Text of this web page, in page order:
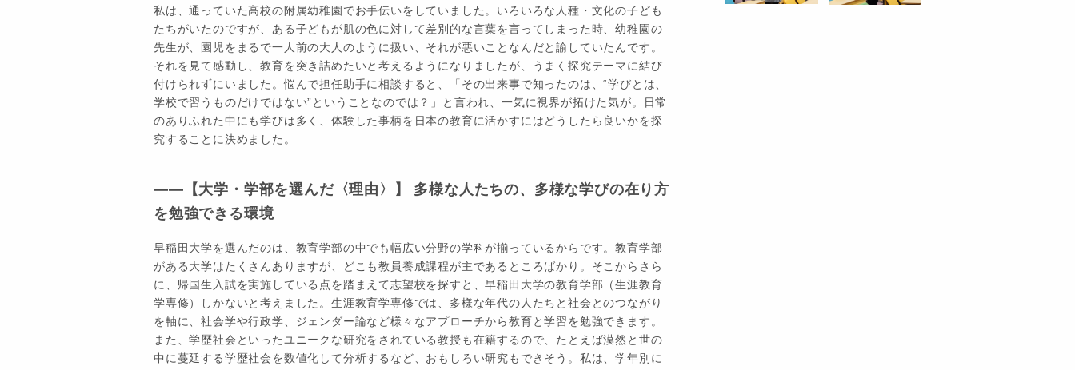
私は、通っていた高校の附属幼稚園でお手伝いをしていました。いろいろな人種・文化の子ども
たちがいたのですが、ある子どもが肌の色に対して差別的な言葉を言ってしまった時、幼稚園の
先生が、園児をまるで一人前の大人のように扱い、それが悪いことなんだと諭していたんです。
それを見て感動し、教育を突き詰めたいと考えるようになりましたが、うまく探究テーマに結び
付けられずにいました。悩んで担任助手に相談すると、「その出来事で知ったのは、“学びとは、
学校で習うものだけではない”ということなのでは？」と言われ、一気に視界が拓けた気が。日常
のありふれた中にも学びは多く、体験した事柄を日本の教育に活かすにはどうしたら良いかを探
究することに決めました。
――【大学・学部を選んだ〈理由〉】 多様な人たちの、多様な学びの在り方
を勉強できる環境
早稲田大学を選んだのは、教育学部の中でも幅広い分野の学科が揃っているからです。教育学部
がある大学はたくさんありますが、どこも教員養成課程が主であるところばかり。そこからさら
に、帰国生入試を実施している点を踏まえて志望校を探すと、早稲田大学の教育学部（生涯教育
学専修）しかないと考えました。生涯教育学専修では、多様な年代の人たちと社会とのつながり
を軸に、社会学や行政学、ジェンダー論など様々なアプローチから教育と学習を勉強できます。
また、学歴社会といったユニークな研究をされている教授も在籍するので、たとえば漠然と世の
中に蔓延する学歴社会を数値化して分析するなど、おもしろい研究もできそう。私は、学年別に